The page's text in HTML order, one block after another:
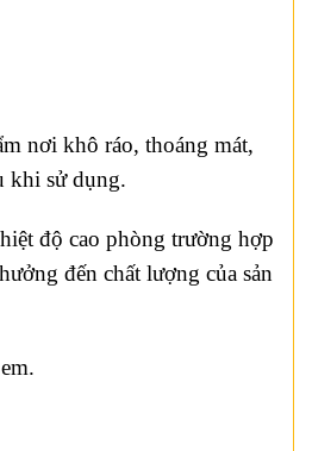
nơi khô ráo, thoáng mát,
khi sử dụng.
độ cao phòng trường hợp
đến chất lượng của sản